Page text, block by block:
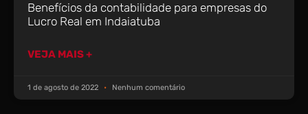
Benefícios da contabilidade para empresas do
Lucro Real em Indaiatuba
VEJA MAIS +
1 de agosto de 2022 Nenhum comentário